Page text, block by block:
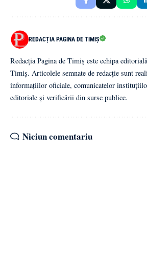
REDACȚIA PAGINA DE TIMIȘ
Redacția Pagina de Timiș este echipa
Timiș. Articolele semnate de redacție sunt
informațiilor oficiale, comunicatelor
editoriale și verificării din surse publice.
Niciun comentariu